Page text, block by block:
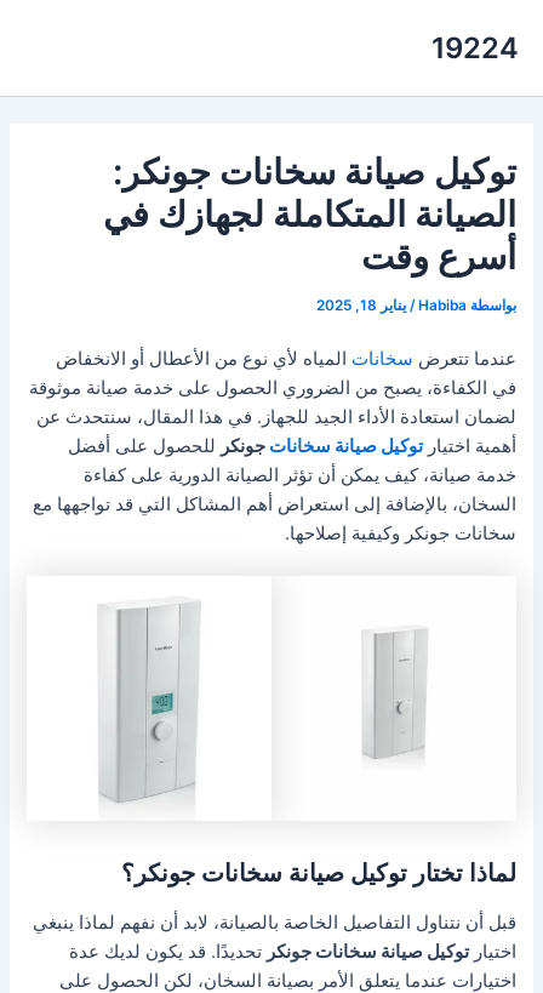
19224
توكيل صيانة سخانات جونكر:
الصيانة المتكاملة لجهازك في
أسرع وقت
بواسطة Habiba
/يناير 18, 2025
عندما تتعرض سخانات المياه لأي نوع من الأعطال أو الانخفاض
في الكفاءة، يصبح من الضروري الحصول على خدمة صيانة موثوقة
لضمان استعادة الأداء الجيد للجهاز. في هذا المقال، سنتحدث عن
أهمية اختيارتوكيل صيانة سخاناتجونكر للحصول على أفضل
خدمة صيانة، كيف يمكن أن تؤثر الصيانة الدورية على كفاءة
السخان، بالإضافة إلى استعراض أهم المشاكل التي قد تواجهها مع
سخانات جونكر وكيفية إصلاحها.
لماذا تختار توكيل صيانة سخانات جونكر؟
قبل أن نتناول التفاصيل الخاصة بالصيانة، لابد أن نفهم لماذا ينبغي
اختيارتوكيل صيانة سخانات جونكر تحديدًا. قد يكون لديك عدة
اختيارات عندما يتعلق الأمر بصيانة السخان، لكن الحصول على